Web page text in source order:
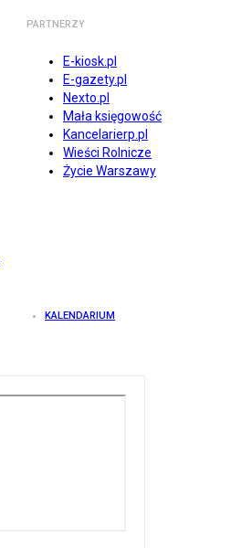
PARTNERZY
E-kiosk.pl
E-gazety.pl
Nexto.pl
Mała księgowość
Kancelarierp.pl
Wieści Rolnicze
Życie Warszawy
KALENDARIUM